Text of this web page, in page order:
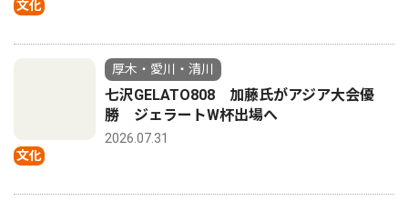
文化
文化
厚木・愛川・清川
七沢GELATO808 加藤氏がアジア大会優
勝 ジェラートW杯出場へ
2026.07.31